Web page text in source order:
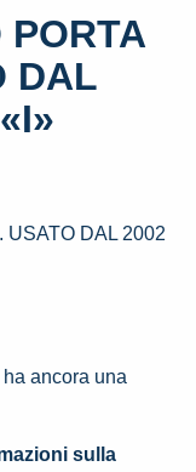
DAL
USATO DAL 2002
ancora una
sulla